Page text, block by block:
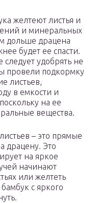
желтеют листья и
и минеральных
дольше драцена
будет ее спасти.
следует удобрять не
провели подкормку
листьев,
в емкости и
на ее
вещества.
– это прямые
драцену. Это
на яркое
начинают
или желтеть
с яркого